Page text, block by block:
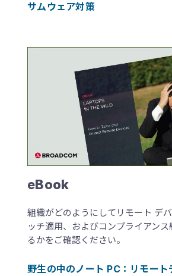
サムウェア対策
eBook
組織がどのようにしてリモート デ
ッチ適用、およびコンプライアンス
るかをご確認ください。
野生の中のノート PC：リモート